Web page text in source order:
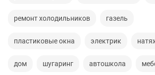
ремонт холодильников газель
пластиковые окна электрик
дом шугаринг автошкола